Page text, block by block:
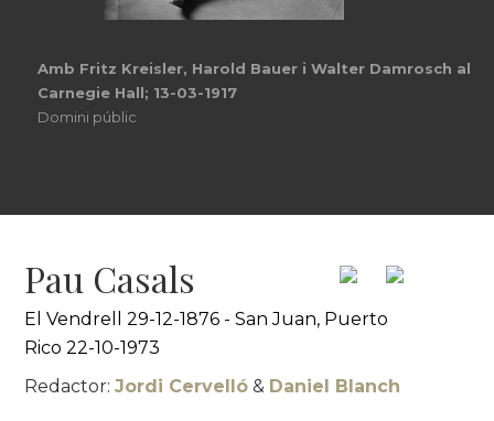
Amb Fritz Kreisler, Harold Bauer i Walter Damrosch al
Carnegie Hall; 13-03-1917
Domini públic
Pau Casals
El Vendrell 29-12-1876 - San Juan, Puerto
Rico 22-10-1973
Redactor:Jordi Cervelló & Daniel Blanch